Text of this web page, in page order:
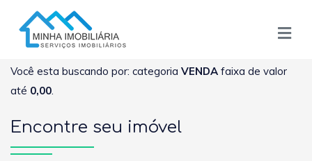
Você esta buscando por: categoria VENDA faixa de valor
até 0,00
Encontre seu imóvel